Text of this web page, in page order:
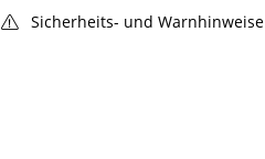
Sicherheits- und Warnhinweise